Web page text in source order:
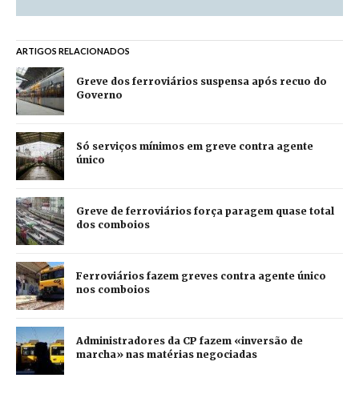
ARTIGOS RELACIONADOS
Greve dos ferroviários suspensa após recuo do
Governo
Só serviços mínimos em greve contra agente
único
Greve de ferroviários força paragem quase total
dos comboios
Ferroviários fazem greves contra agente único
nos comboios
Administradores da CP fazem «inversão de
marcha» nas matérias negociadas